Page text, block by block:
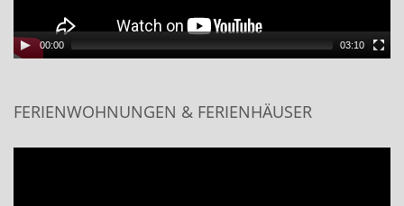
00:00 03:10
FERIENWOHNUNGEN & FERIENHÄUSER